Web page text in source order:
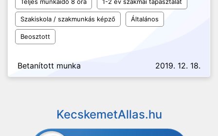
Szakiskola / szakmunkás képző Általános
Beosztott
Betanított munka 2019. 12. 18.
KecskemetAllas.hu